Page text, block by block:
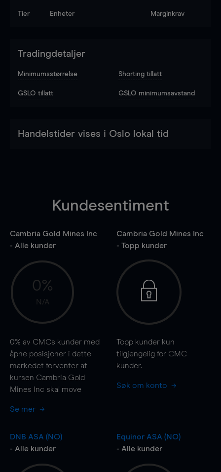
Tier Enheter Marginkrav
Tradingdetaljer
Minimumsstørrelse Shorting tillatt
GSLO tillatt GSLO minimumsavstand
Handelstider vises i Oslo lokal tid
Kundesentiment
Cambria Gold Mines Inc
- Alle kunder
0%
N/A
0% av CMCs kunder med
åpne posisjoner i dette
markedet forventer at
kursen Cambria Gold
Mines Inc skal move
Se mer
Cambria Gold Mines Inc
- Topp kunder
Topp kunder kun
tilgjengelig for CMC
kunder.
Søk om konto
DNB ASA (NO)
- Alle kunder
Equinor ASA (NO)
- Alle kunder